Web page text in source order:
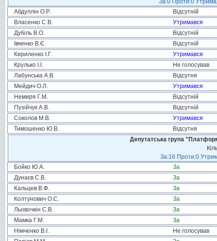
За:0 Проти:0
Абдуллін О.Р.
Відсутній
Власенко С.В.
Утримався
Дубіль В.О.
Відсутній
Івченко В.Є.
Відсутній
Кириленко І.Г.
Утримався
Крулько І.І.
Не голосував
Лабунська А.В.
Відсутня
Мейдич О.Л.
Утримався
Немиря Г.М.
Відсутній
Пузійчук А.В.
Відсутній
Соколов М.В.
Утримався
Тимошенко Ю.В.
Відсутня
Депутатська група
За:16 Проти:0
Бойко Ю.А.
За
Дунаєв С.В.
За
Кальцев В.Ф.
За
Колтунович О.С.
За
Льовочкін С.В.
За
Мамка Г.М.
За
Німченко В.І.
Не голосував